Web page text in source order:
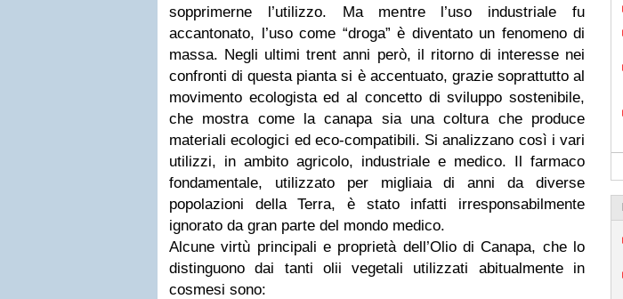
sopprimerne l’utilizzo. Ma mentre l’uso industriale fu
accantonato, l’uso come “droga” è diventato un fenomeno di
massa. Negli ultimi trent anni però, il ritorno di interesse nei
confronti di questa pianta si è accentuato, grazie soprattutto al
movimento ecologista ed al concetto di sviluppo sostenibile,
che mostra come la canapa sia una coltura che produce
materiali ecologici ed eco-compatibili. Si analizzano così i vari
utilizzi, in ambito agricolo, industriale e medico. Il farmaco
fondamentale, utilizzato per migliaia di anni da diverse
popolazioni della Terra, è stato infatti irresponsabilmente
ignorato da gran parte del mondo medico.
Alcune virtù principali e proprietà dell’Olio di Canapa, che lo
distinguono dai tanti olii vegetali utilizzati abitualmente in
cosmesi sono: